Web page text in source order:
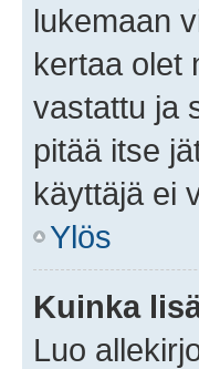
lukemaan
kertaa olet
vastattu ja
pitää itse
käyttäjä ei
Ylös
Kuinka
Luo